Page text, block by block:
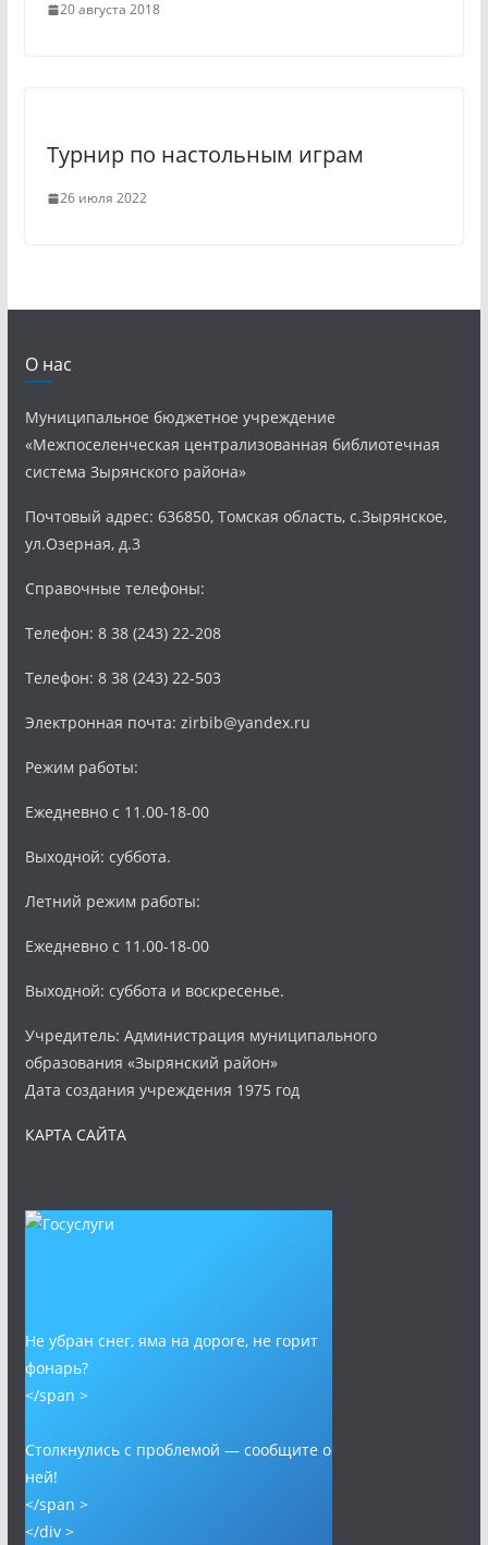
20 августа 2018
Турнир по настольным играм
26 июля 2022
О нас
Муниципальное бюджетное учреждение
«Межпоселенческая централизованная библиотечная
система Зырянского района»
Почтовый адрес: 636850, Томская область, с.Зырянское,
ул.Озерная, д.3
Справочные телефоны:
Телефон: 8 38 (243) 22-208
Телефон: 8 38 (243) 22-503
Электронная почта: zirbib@yandex.ru
Режим работы:
Ежедневно с 11.00-18-00
Выходной: суббота.
Летний режим работы:
Ежедневно с 11.00-18-00
Выходной: суббота и воскресенье.
Учредитель: Администрация муниципального
образования «Зырянский район»
Дата создания учреждения 1975 год
КАРТА САЙТА
Не убран снег, яма на дороге, не горит
фонарь?
</span >
Столкнулись с проблемой — сообщите о
ней!
</span >
</div >